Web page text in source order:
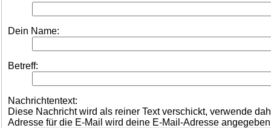
Dein Name:
Betreff:
Nachrichtentext:
Diese Nachricht wird als reiner Text verschickt, verwende
Adresse für die E-Mail wird deine E-Mail-Adresse